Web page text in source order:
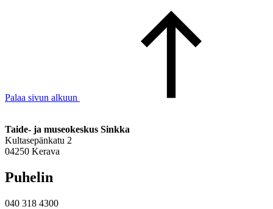
Palaa sivun alkuun
Taide- ja museokeskus Sinkka
Kultasepänkatu 2
04250 Kerava
Puhelin
040 318 4300